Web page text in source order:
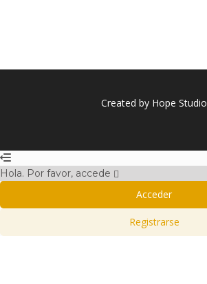
Created by Hope Studio
Hola. Por favor, accede
Acceder
Registrarse